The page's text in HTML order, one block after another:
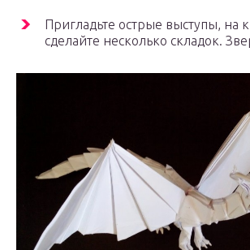
Пригладьте острые выступы, на
сделайте несколько складок.